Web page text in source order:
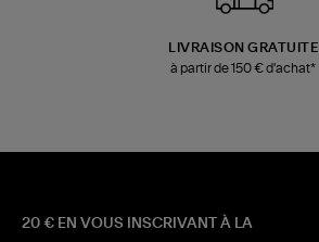
LIVRAISON GRATUITE
à partir de 150 € d'achat*
20 € EN VOUS INSCRIVANT À LA